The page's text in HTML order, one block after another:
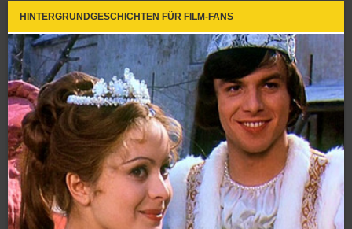
HINTERGRUNDGESCHICHTEN FÜR FILM-FANS